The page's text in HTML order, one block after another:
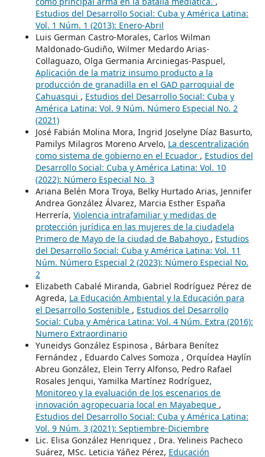
Estudios del Desarrollo Social: Cuba y América Latina:
Vol. 1 Núm. 1 (2013): Enero-Abril
Luis German Castro-Morales, Carlos Wilman
Maldonado-Gudiño, Wilmer Medardo Arias-
Collaguazo, Olga Germania Arciniegas-Paspuel,
Aplicación de la matriz insumo producto a la
producción de granadilla en el GAD parroquial de
Cahuasqui , Estudios del Desarrollo Social: Cuba y
América Latina: Vol. 9 Núm. Número Especial No. 2
(2021)
José Fabián Molina Mora, Ingrid Joselyne Díaz Basurto,
Pamilys Milagros Moreno Arvelo, La descentralización
como sistema de gobierno en el Ecuador , Estudios del
Desarrollo Social: Cuba y América Latina: Vol. 10
(2022): Número Especial No. 3
Ariana Belén Mora Troya, Belky Hurtado Arias, Jennifer
Andrea González Álvarez, Marcia Esther España
Herrería, Violencia intrafamiliar y medidas de
protección jurídica en las mujeres de la ciudadela
Primero de Mayo de la ciudad de Babahoyo , Estudios
del Desarrollo Social: Cuba y América Latina: Vol. 11
Núm. Número Especial 2 (2023): Número Especial No.
2
Elizabeth Cabalé Miranda, Gabriel Rodríguez Pérez de
Agreda, La Educación Ambiental y la Educación para
el Desarrollo Sostenible , Estudios del Desarrollo
Social: Cuba y América Latina: Vol. 4 Núm. Extra (2016):
Numero Extraordinario
Yuneidys González Espinosa , Bárbara Benítez
Fernández , Eduardo Calves Somoza , Orquídea Haylín
Abreu González, Elein Terry Alfonso, Pedro Rafael
Rosales Jenqui, Yamilka Martínez Rodríguez,
Monitoreo y la evaluación de los escenarios de
innovación agropecuaria local en Mayabeque ,
Estudios del Desarrollo Social: Cuba y América Latina:
Vol. 9 Núm. 3 (2021): Septiembre-Diciembre
Lic. Elisa González Henriquez , Dra. Yelineis Pacheco
Suárez, MSc. Leticia Yáñez Pérez, Educación